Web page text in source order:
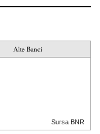
Alte Banci
Sursa BNR